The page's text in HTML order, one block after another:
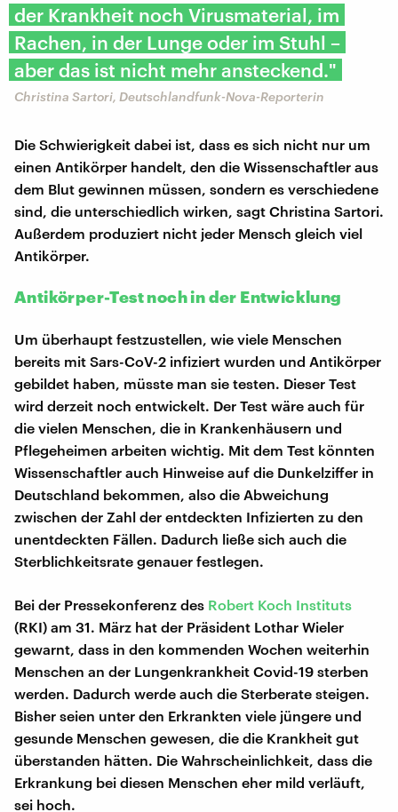
der Krankheit noch Virusmaterial, im
Rachen, in der Lunge oder im Stuhl –
aber das ist nicht mehr ansteckend."
Christina Sartori, Deutschlandfunk-Nova-Reporterin
Die Schwierigkeit dabei ist, dass es sich nicht nur um
einen Antikörper handelt, den die Wissenschaftler aus
dem Blut gewinnen müssen, sondern es verschiedene
sind, die unterschiedlich wirken, sagt Christina Sartori.
Außerdem produziert nicht jeder Mensch gleich viel
Antikörper.
Antikörper-Test noch in der Entwicklung
Um überhaupt festzustellen, wie viele Menschen
bereits mit Sars-CoV-2 infiziert wurden und Antikörper
gebildet haben, müsste man sie testen. Dieser Test
wird derzeit noch entwickelt. Der Test wäre auch für
die vielen Menschen, die in Krankenhäusern und
Pflegeheimen arbeiten wichtig. Mit dem Test könnten
Wissenschaftler auch Hinweise auf die Dunkelziffer in
Deutschland bekommen, also die Abweichung
zwischen der Zahl der entdeckten Infizierten zu den
unentdeckten Fällen. Dadurch ließe sich auch die
Sterblichkeitsrate genauer festlegen.
Bei der Pressekonferenz des Robert Koch Instituts
(RKI) am 31. März hat der Präsident Lothar Wieler
gewarnt, dass in den kommenden Wochen weiterhin
Menschen an der Lungenkrankheit Covid-19 sterben
werden. Dadurch werde auch die Sterberate steigen.
Bisher seien unter den Erkrankten viele jüngere und
gesunde Menschen gewesen, die die Krankheit gut
überstanden hätten. Die Wahrscheinlichkeit, dass die
Erkrankung bei diesen Menschen eher mild verläuft,
sei hoch.